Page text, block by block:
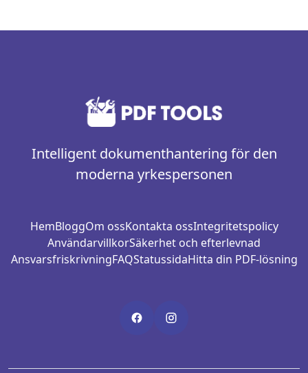
Intelligent dokumenthantering för den
moderna yrkespersonen
HemBloggOm ossKontakta ossIntegritetspolicy
AnvändarvillkorSäkerhet och efterlevnad
AnsvarsfriskrivningFAQStatussidaHitta din PDF-lösning